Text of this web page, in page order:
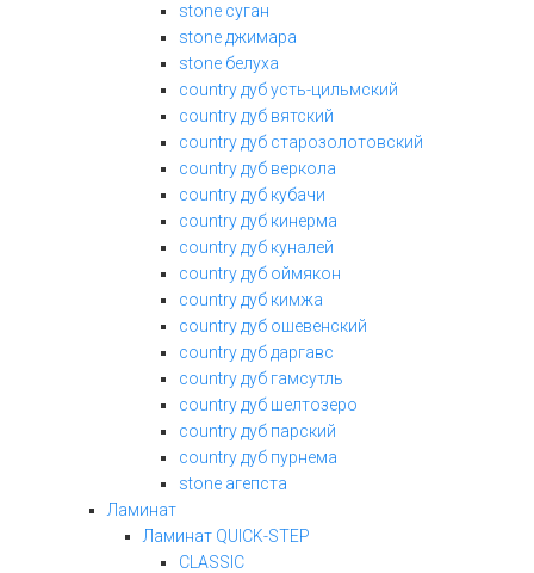
stone суган
stone джимара
stone белуха
country дуб усть-цильмский
country дуб вятский
country дуб старозолотовский
country дуб веркола
country дуб кубачи
country дуб кинерма
country дуб куналей
country дуб оймякон
country дуб кимжа
country дуб ошевенский
country дуб даргавс
country дуб гамсутль
country дуб шелтозеро
country дуб парский
country дуб пурнема
stone агепста
Ламинат
Ламинат QUICK-STEP
CLASSIC